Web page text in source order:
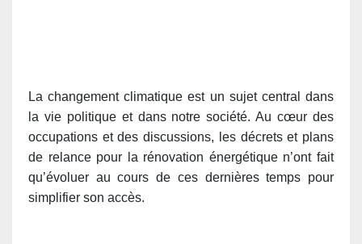
La changement climatique est un sujet central dans
la vie politique et dans notre société. Au cœur des
occupations et des discussions, les décrets et plans
de relance pour la rénovation énergétique n’ont fait
qu’évoluer au cours de ces dernières temps pour
simplifier son accès.